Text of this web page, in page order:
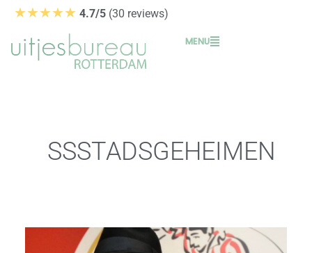
★★★★★ 4.7/5 (30 reviews)
MENU
SSSTADSGEHEIMEN